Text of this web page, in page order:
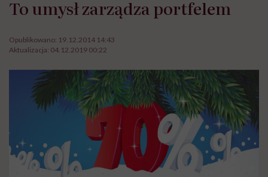
To umysł zarządza portfelem
Opublikowano: 19.12.2014 14:43
Aktualizacja: 04.12.2019 00:22